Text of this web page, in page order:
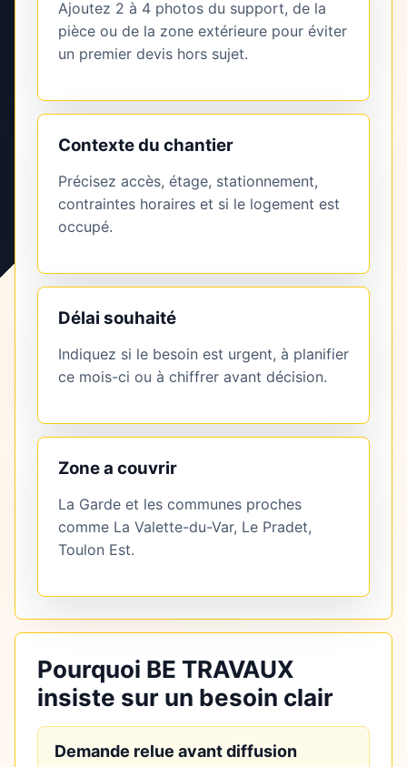
Ajoutez 2 à 4 photos du support, de la
pièce ou de la zone extérieure pour éviter
un premier devis hors sujet.
Contexte du chantier
Précisez accès, étage, stationnement,
contraintes horaires et si le logement est
occupé.
Délai souhaité
Indiquez si le besoin est urgent, à planifier
ce mois-ci ou à chiffrer avant décision.
Zone a couvrir
La Garde et les communes proches
comme La Valette-du-Var, Le Pradet,
Toulon Est.
Pourquoi BE TRAVAUX
insiste sur un besoin clair
Demande relue avant diffusion